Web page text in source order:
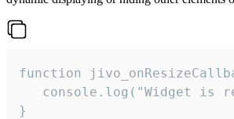
function
console.log("Widget is
}